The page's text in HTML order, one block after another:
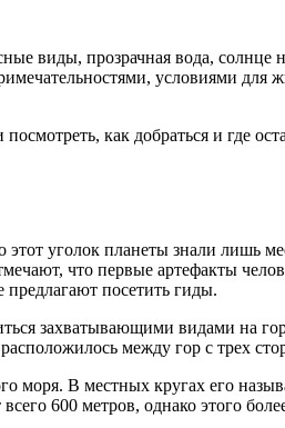
виды, прозрачная вода, солнце
условиями для
как добраться и где
уголок планеты знали лишь
что первые артефакты
посетить гиды.
захватывающими видами на
между гор с трех
моря. В местных кругах его
600 метров, однако этого